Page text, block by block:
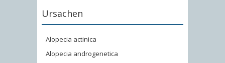
Ursachen
Alopecia actinica
Alopecia androgenetica